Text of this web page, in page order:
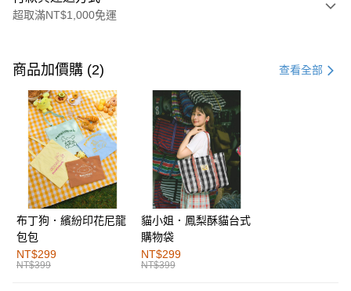
超取滿NT$1,000免運
信用卡一次付款
購物金
超商取貨付款
LINE Pay
街口支付
運送方式
全家取貨付款
每筆NT$60，滿NT$1,000(含以上)免運費
商品加價購 (2) 查看全部
布丁狗．繽紛印花尼龍
包包
NT$299
NT$399
貓小姐．鳳梨酥貓台式
購物袋
NT$299
NT$399